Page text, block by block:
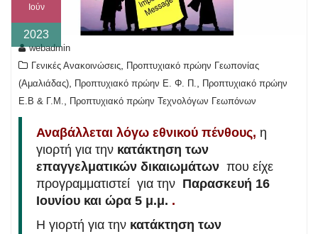
Ιούν
2023
webadmin
Γενικές Ανακοινώσεις
Προπτυχιακό πρώην Γεωπονίας
(Αμαλιάδας)
Προπτυχιακό πρώην Ε. Φ. Π.
Προπτυχιακό πρώην
Ε.Β & Γ.Μ.
Προπτυχιακό πρώην Τεχνολόγων Γεωπόνων
Αναβάλλεται λόγω εθνικού πένθους, η
γιορτή για την κατάκτηση των
επαγγελματικών δικαιωμάτων που είχε
προγραμματιστεί για την Παρασκευή 16
Ιουνίου και ώρα 5 μ.μ. .
Η γιορτή για την κατάκτηση των